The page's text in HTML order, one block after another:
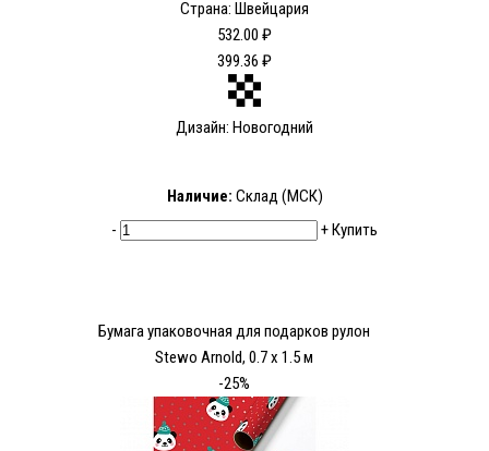
Страна: Швейцария
532.00 ₽
399.36 ₽
Дизайн: Новогодний
Наличие: Склад (МСК)
-
+Купить
Бумага упаковочная для подарков рулон
Stewo Arnold, 0.7 x 1.5 м
-25%